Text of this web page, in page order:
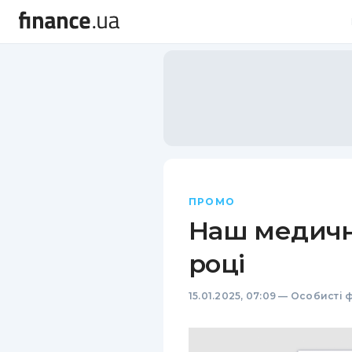
ПРОМО
Наш
році
15.01.2025, 07:09 — Особисті